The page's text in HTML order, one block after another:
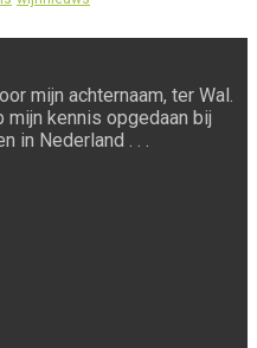
mijn achternaam, ter Wal.
kennis opgedaan bij
in Nederland . . .